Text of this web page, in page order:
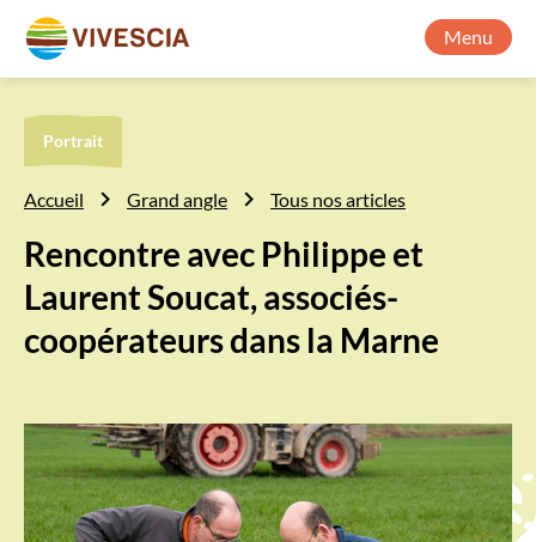
Menu
Portrait
Accueil Grand angle Tous nos articles
Rencontre avec Philippe et
Laurent Soucat, associés-
coopérateurs dans la Marne